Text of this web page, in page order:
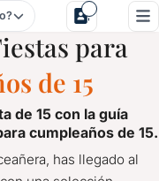
de 15 en Maldonado
para
de 15
de 15 con la guía
cumpleaños de 15.
has llegado al